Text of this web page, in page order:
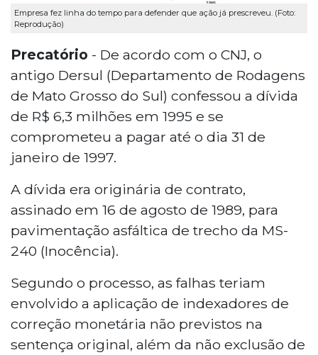
Empresa fez linha do tempo para defender que ação já prescreveu. (Foto:
Reprodução)
Precatório - De acordo com o CNJ, o
antigo Dersul (Departamento de Rodagens
de Mato Grosso do Sul) confessou a dívida
de R$ 6,3 milhões em 1995 e se
comprometeu a pagar até o dia 31 de
janeiro de 1997.
A dívida era originária de contrato,
assinado em 16 de agosto de 1989, para
pavimentação asfáltica de trecho da MS-
240 (Inocência).
Segundo o processo, as falhas teriam
envolvido a aplicação de indexadores de
correção monetária não previstos na
sentença original, além da não exclusão de